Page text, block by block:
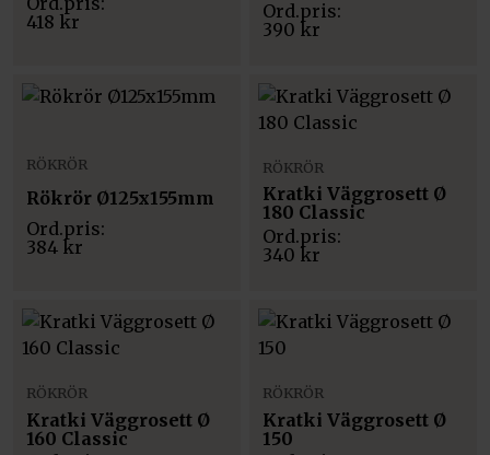
418 kr
390 kr
RÖKRÖR
Rökrör Ø125x155mm
384 kr
RÖKRÖR
Kratki Väggrosett Ø
180 Classic
340 kr
RÖKRÖR
Kratki Väggrosett Ø
160 Classic
RÖKRÖR
Kratki Väggrosett Ø
150